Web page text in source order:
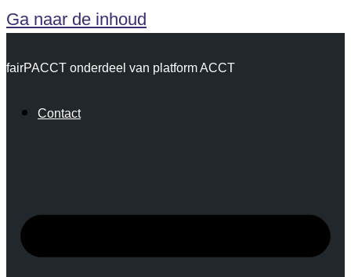
Ga naar de inhoud
fairPACCT onderdeel van platform ACCT
Contact